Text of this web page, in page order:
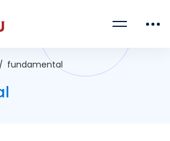
fundamental